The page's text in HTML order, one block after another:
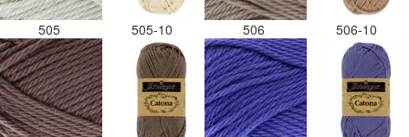
505 505-10 506 506-10